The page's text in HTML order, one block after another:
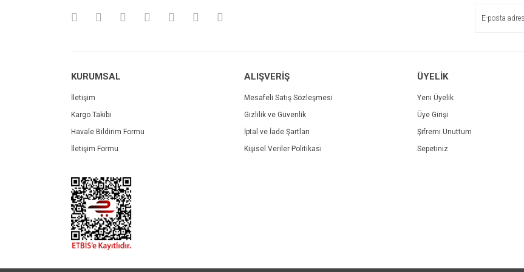
KURUMSAL
İletişim
Kargo Takibi
Havale Bildirim Formu
İletişim Formu
ALIŞVERİŞ
Mesafeli Satış Sözleşmesi
Gizlilik ve Güvenlik
İptal ve İade Şartları
Kişisel Veriler Politikası
ÜYELİK
Yeni Üyelik
Üye Girişi
Şifremi Unuttum
Sepetiniz